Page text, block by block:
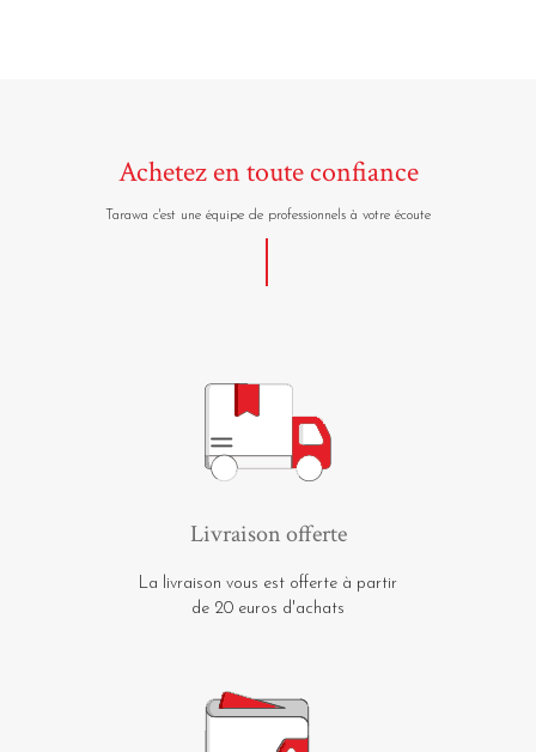
Achetez en toute confiance
Tarawa c'est une équipe de professionnels à votre écoute
Livraison offerte
La livraison vous est offerte à partir
de 20 euros d'achats